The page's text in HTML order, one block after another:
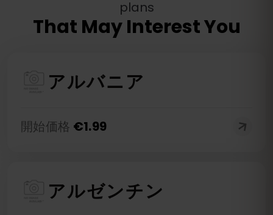
plans
That May Interest You
アルバニア
開始価格 €1.99
アルゼンチン